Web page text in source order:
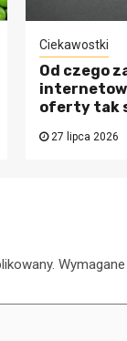
Ciekawostki
Od czego
oferty tak
27 lipca 2026